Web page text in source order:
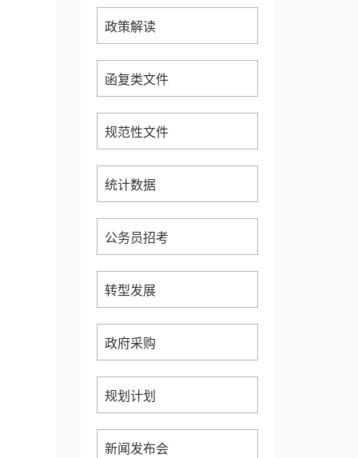
政策解读
函复类文件
规范性文件
统计数据
公务员招考
转型发展
政府采购
规划计划
新闻发布会